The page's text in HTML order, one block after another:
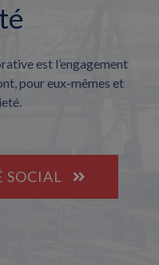
est l’engagement
pour eux-mêmes et
SOCIAL